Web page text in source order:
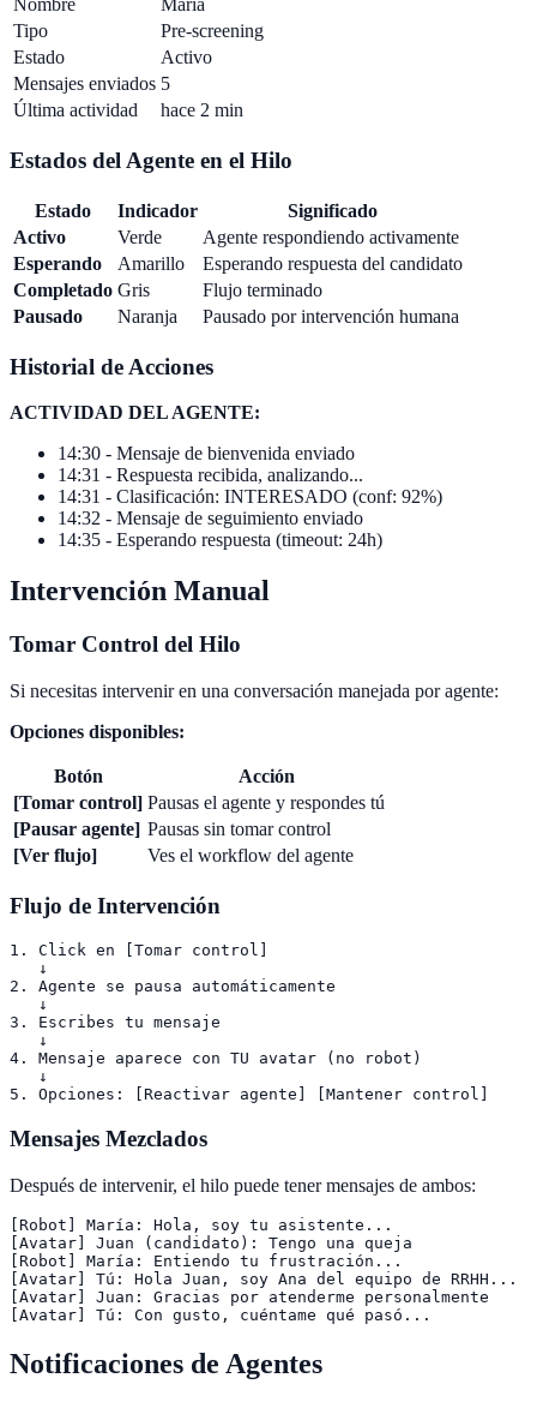
Nombre
María
Tipo
Pre-screening
Estado
Activo
Mensajes enviados 5
Última actividad
hace 2 min
Estados del Agente en el Hilo
Estado Indicador
Significado
Activo
Verde
Agente respondiendo activamente
Esperando
Amarillo
Esperando respuesta del candidato
Completado Gris
Flujo terminado
Pausado
Naranja Pausado por intervención humana
Historial de Acciones
ACTIVIDAD DEL AGENTE:
14:30 - Mensaje de bienvenida enviado
14:31 - Respuesta recibida, analizando...
14:31 - Clasificación: INTERESADO (conf: 92%)
14:32 - Mensaje de seguimiento enviado
14:35 - Esperando respuesta (timeout: 24h)
Intervención Manual
Tomar Control del Hilo
Si necesitas intervenir en una conversación manejada por agente:
Opciones disponibles:
Botón
Acción
[Tomar control] Pausas el agente y respondes tú
[Pausar agente] Pausas sin tomar control
[Ver flujo]
Ves el workflow del agente
Flujo de Intervención
1. Click en [Tomar control]
   ↓
2. Agente se pausa automáticamente
   ↓
3. Escribes tu mensaje
   ↓
4. Mensaje aparece con TU avatar (no robot)
   ↓
Mensajes Mezclados
Después de intervenir, el hilo puede tener mensajes de ambos:
[Robot] María: Hola, soy tu asistente...
[Avatar] Juan (candidato): Tengo una queja
[Robot] María: Entiendo tu frustración...
[Avatar] Tú: Hola Juan, soy Ana del equipo de RRHH...
[Avatar] Juan: Gracias por atenderme personalmente
Notificaciones de Agentes